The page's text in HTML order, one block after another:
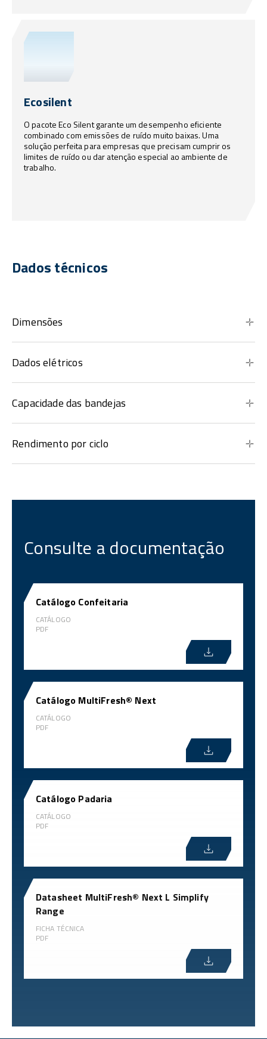
Ecosilent
O pacote Eco Silent garante um desempenho eficiente
combinado com emissões de ruído muito baixas. Uma
solução perfeita para empresas que precisam cumprir os
limites de ruído ou dar atenção especial ao ambiente de
trabalho.
Dados técnicos
Dimensões
Dados elétricos
Capacidade das bandejas
Rendimento por ciclo
Consulte a documentação
Catálogo Confeitaria
CATÁLOGO
PDF
Catálogo MultiFresh® Next
CATÁLOGO
PDF
Catálogo Padaria
CATÁLOGO
PDF
Datasheet MultiFresh® Next L Simplify
Range
FICHA TÉCNICA
PDF